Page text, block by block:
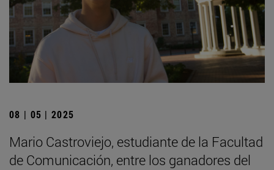
08 | 05 | 2025
Mario Castroviejo, estudiante de la Facultad
de Comunicación, entre los ganadores del